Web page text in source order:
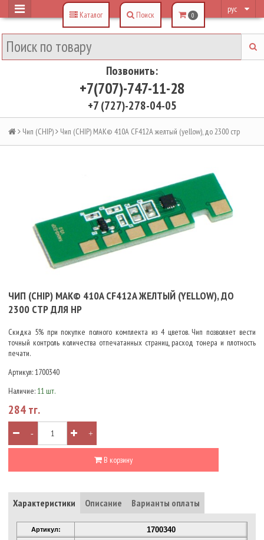
рус
Позвонить:
+7(707)-747-11-28
+7 (727)-278-04-05
Каталог Поиск 0
Чип (CHIP) Чип (CHIP) MAK© 410A CF412A желтый (yellow), до 2300 стр
ЧИП (CHIP) MAK© 410A CF412A ЖЕЛТЫЙ (YELLOW), ДО
2300 СТР ДЛЯ HP
Скидка 5% при покупке полного комплекта из 4 цветов. Чип позволяет вести
точный контроль количества отпечатанных страниц, расход тонера и плотность
печати.
Артикул: 1700340
Наличие: 11 шт.
284 тг.
- +
В корзину
Характеристики Описание Варианты оплаты
Артикул: 1700340